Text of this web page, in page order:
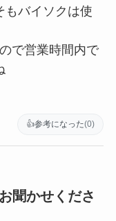
もバイソクは使
で営業時間内で
👍参考になった(0)
聞かせくださ